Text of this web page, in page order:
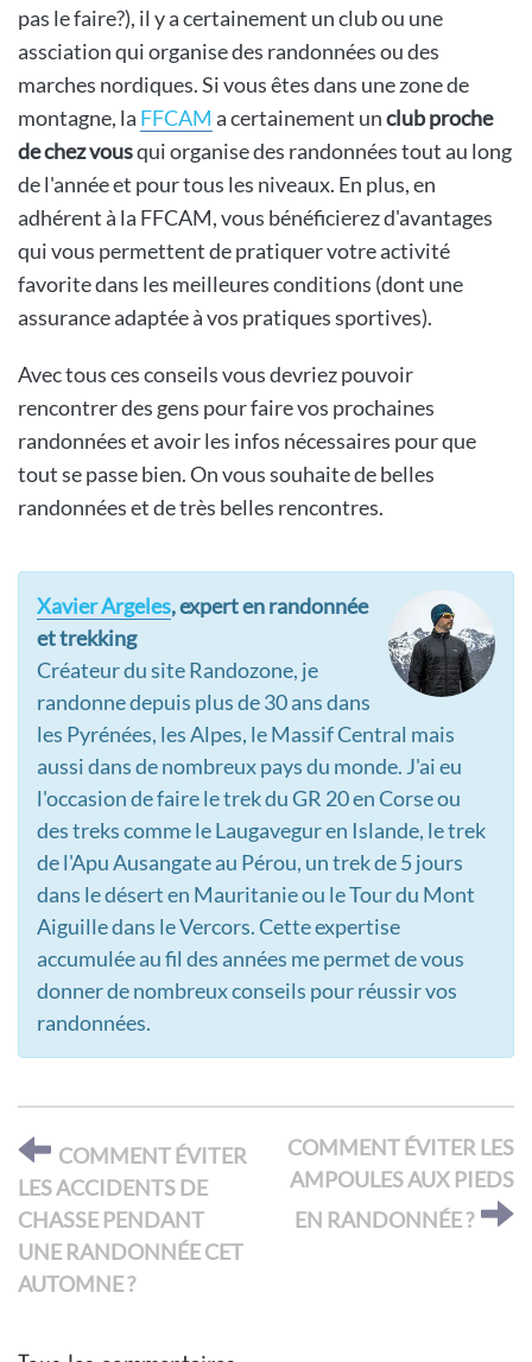
pas le faire?), il y a certainement un club ou une
assciation qui organise des randonnées ou des
marches nordiques. Si vous êtes dans une zone de
montagne, la FFCAM a certainement unclub proche
de chez vousqui organise des randonnées tout au long
de l'année et pour tous les niveaux. En plus, en
adhérent à la FFCAM, vous bénéficierez d'avantages
qui vous permettent de pratiquer votre activité
favorite dans les meilleures conditions (dont une
assurance adaptée à vos pratiques sportives).
Avec tous ces conseils vous devriez pouvoir
rencontrer des gens pour faire vos prochaines
randonnées et avoir les infos nécessaires pour que
tout se passe bien. On vous souhaite de belles
randonnées et de très belles rencontres.
Xavier Argeles, expert en randonnée
et trekking
Créateur du site Randozone, je
randonne depuis plus de 30 ans dans
les Pyrénées, les Alpes, le Massif Central mais
aussi dans de nombreux pays du monde. J'ai eu
l'occasion de faire le trek du GR 20 en Corse ou
des treks comme le Laugavegur en Islande, le trek
de l'Apu Ausangate au Pérou, un trek de 5 jours
dans le désert en Mauritanie ou le Tour du Mont
Aiguille dans le Vercors. Cette expertise
accumulée au fil des années me permet de vous
donner de nombreux conseils pour réussir vos
randonnées.
COMMENT ÉVITER
LES ACCIDENTS DE
CHASSE PENDANT
UNE RANDONNÉE CET
AUTOMNE ?
COMMENT ÉVITER LES
AMPOULES AUX PIEDS
EN RANDONNÉE ?